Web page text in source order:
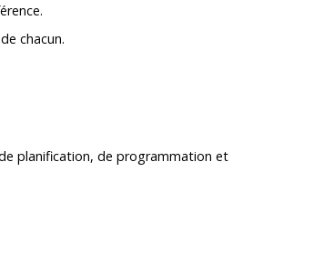
chacun.
planification, de programmation et